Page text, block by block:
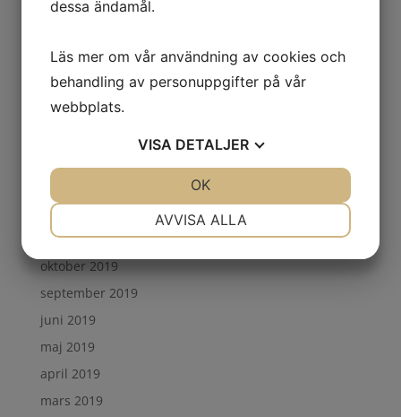
november 2020
oktober 2020
september 2020
mars 2020
november 2019
oktober 2019
september 2019
juni 2019
maj 2019
april 2019
mars 2019
dessa ändamål.
Läs mer om vår användning av cookies och
behandling av personuppgifter på vår
webbplats.
VISA DETALJER
MARKNADSFÖRING
AVVISA ALLA
OK